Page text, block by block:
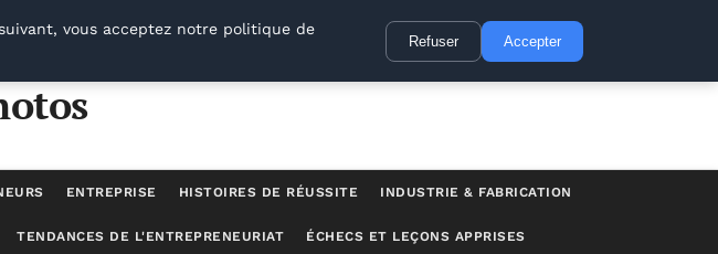
ENTREPRISE HISTOIRES DE RÉUSSITE INDUSTRIE & FABRICATION
TENDANCES DE L'ENTREPRENEURIAT ÉCHECS ET LEÇONS APPRISES
vous acceptez notre politique de
Refuser Accepter